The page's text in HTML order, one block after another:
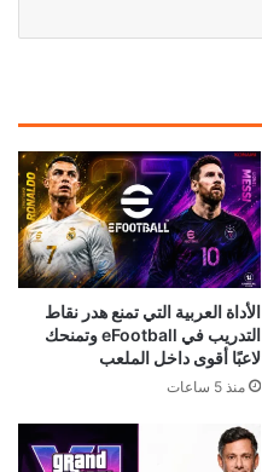
الأداة العربية التي تمنع هدر نقاط
التدريب في eFootball وتمنحك
لاعبًا أقوى داخل الملعب
منذ 5 ساعات